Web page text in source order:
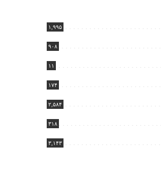
۱,۹۹۵
۹۰۸
۱۱
۱۷۴
۲,۵۸۴
۳۱۸
۳,۱۴۳